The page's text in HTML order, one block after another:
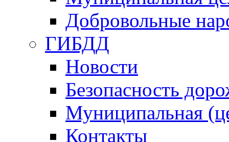
Добровольные
ГИБДД
Новости
Безопасность
Муниципальная
Контакты